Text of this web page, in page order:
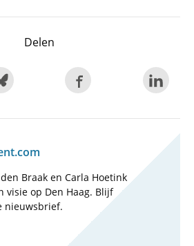
Delen
Braak en Carla Hoetink
visie op Den Haag. Blijf
nieuwsbrief.